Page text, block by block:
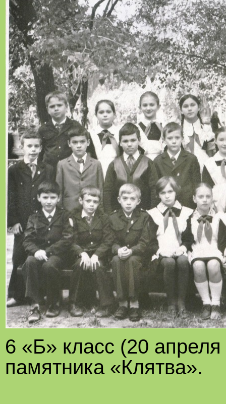
6 «Б» класс (20
памятника «Клятва».